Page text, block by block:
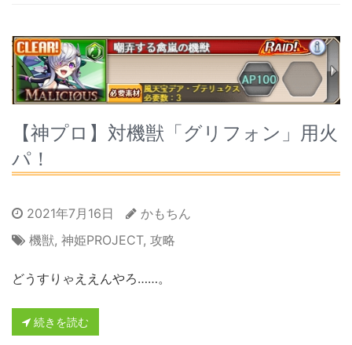
【神プロ】対機獣「グリフォン」用火
パ！
2021年7月16日
かもちん
機獣, 神姫PROJECT, 攻略
どうすりゃええんやろ……。
続きを読む